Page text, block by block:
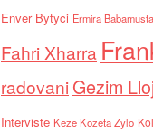
Enver Bytyci Ermira Babamusta
Fahri Xharra
radovaniGezim
Interviste Keze Kozeta Zylo